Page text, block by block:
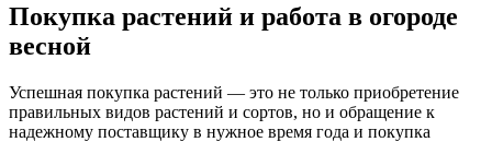
Покупка растений и работа в огороде
весной
Успешная покупка растений — это не только приобретение
правильных видов растений и сортов, но и обращение к
надежному поставщику в нужное время года и покупка